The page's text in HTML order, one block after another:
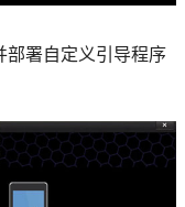
部署自定义引导程序